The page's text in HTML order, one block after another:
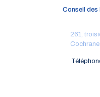
Conseil des
261,